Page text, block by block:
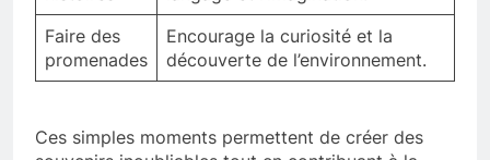
Faire des
promenades
Encourage la curiosité et la
découverte de l’environnement.
Ces simples moments permettent de créer des